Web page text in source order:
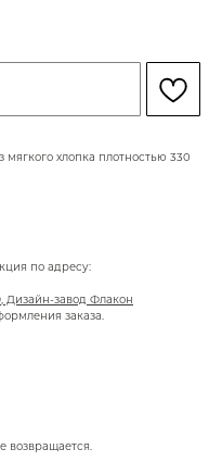
хлопка плотностью 330
по адресу:
Дизайн-завод Флакон
заказа.
возвращается.